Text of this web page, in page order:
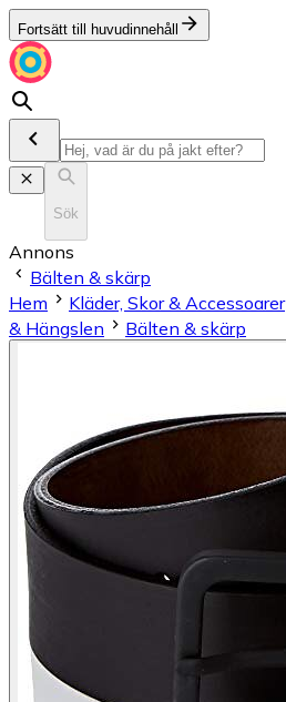
Fortsätt till huvudinnehåll
Sök
Annons
Bälten & skärp
Hem
Kläder, Skor & Accessoarer
& Hängslen
Bälten & skärp